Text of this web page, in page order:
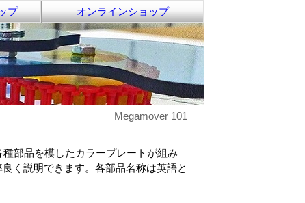
プ オンラインショップ
Megamover 101
部品を模したカラープレートが組み
く説明できます。各部品名称は英語と